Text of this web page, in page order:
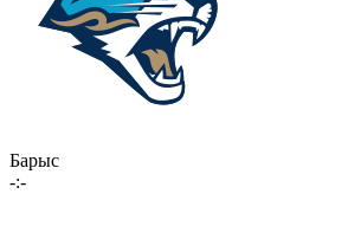
Барыс
-:-